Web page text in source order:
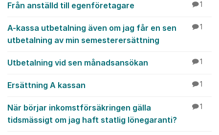
Från anställd till egenföretagare 1
A-kassa utbetalning även om jag får en sen
utbetalning av min semesterersättning
1
Utbetalning vid sen månadsansökan 1
Ersättning A kassan 1
När börjar inkomstförsäkringen gälla
tidsmässigt om jag haft statlig lönegaranti?
1